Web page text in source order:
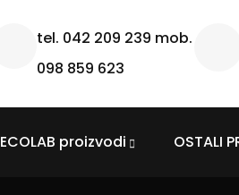
tel. 042 209 239 mob.
098 859 623
ECOLAB proizvodi OSTALI